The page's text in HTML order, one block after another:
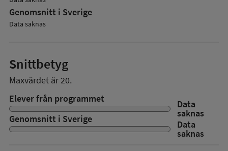
Genomsnitt i Sverige
Data saknas
Snittbetyg
Maxvärdet är 20.
Elever från programmet
Data
saknas
Genomsnitt i Sverige Data
saknas